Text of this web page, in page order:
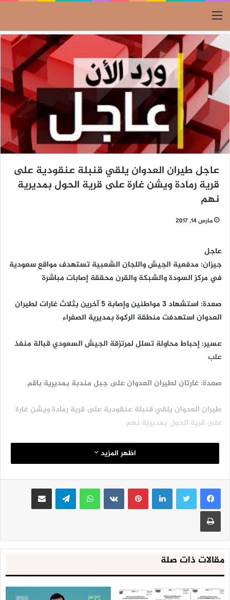
القائمة
عاجل طيران العدوان يلقي قنبلة عنقودية على
قرية رمادة ويشن غارة على قرية الحول بمديرية
نهم
مارس 14, 2017
عاجل
جيزان: مدفعية الجيش واللجان الشعبية تستهدف مواقع سعودية
في مركز السودة والشبكة والقرن محققة إصابات مباشرة
صعدة: استشهاد 3 مواطنين وإصابة 5 آخرين بثلاث غارات لطيران
العدوان استهدفت منطقة الركوة بمديرية الصفراء
عسير: إحباط محاولة تسلل لمرتزقة الجيش السعودي قبالة منفذ
علب
صعدة: غارتان لطيران العدوان على جبل مندبة بمديرية باقم
طيران العدوان يلقي قنبلة عنقودية على قرية رمادة ويشن غارة
على قرية الحول بمديرية نهم
لحج: غارتان لطيران العدوان السعودي الأمريكي علي بيت حاميم
بالشريجة
اظهر المزيد
لينكدإنبينتيريست واتساب تيلقرام مشاركة عبر البريد
طباعة
مقالات ذات صلة